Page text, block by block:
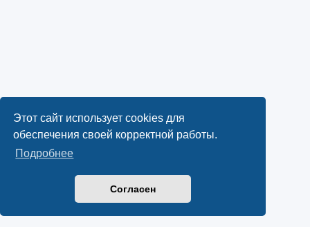
Этот сайт использует cookies для
обеспечения своей корректной работы.
Подробнее
Согласен